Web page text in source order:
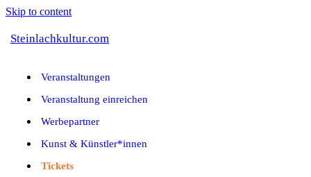
Skip to content
Steinlachkultur.com
Veranstaltungen
Veranstaltung einreichen
Werbepartner
Kunst & Künstler*innen
Tickets